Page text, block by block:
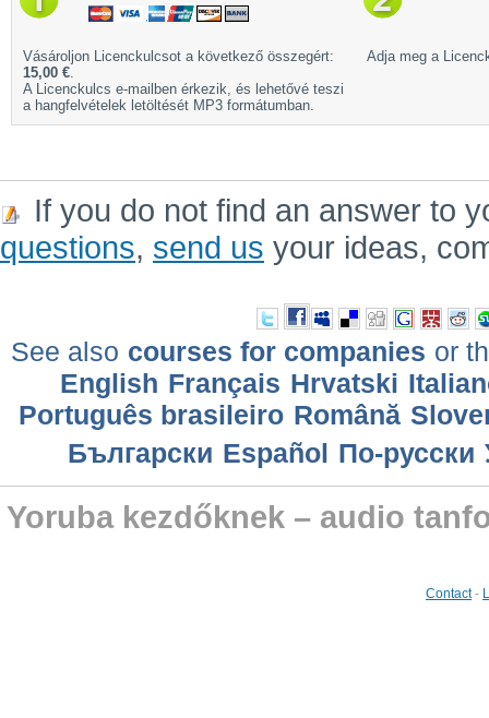
Vásároljon Licenckulcsot a következő összegért:
15,00 €.
A Licenckulcs e-mailben érkezik, és lehetővé teszi
a hangfelvételek letöltését MP3 formátumban.
Adja meg a
If you do not find an answer to
questions, send us your ideas,
See also courses for companies or
English Français Hrvatski
Português brasileiro Română
Български Еspañol По-русски
Yoruba kezdőknek – audio
Contact-